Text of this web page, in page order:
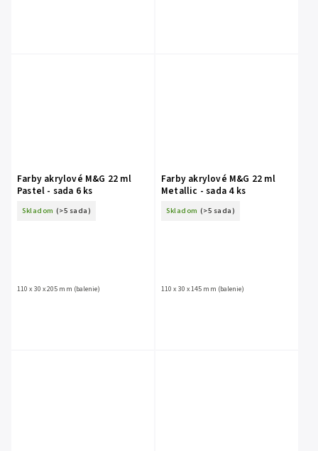
Farby akrylové M&G 22 ml
Pastel - sada 6 ks
Skladom (>5 sada)
110 x 30 x 205 mm (balenie)
Farby akrylové M&G 22 ml
Metallic - sada 4 ks
Skladom (>5 sada)
110 x 30 x 145 mm (balenie)